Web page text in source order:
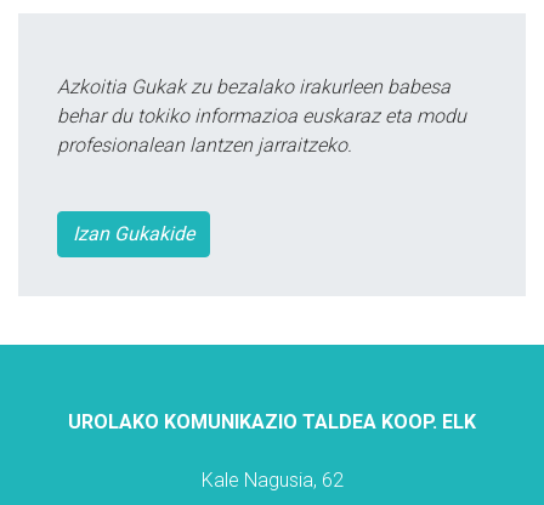
Azkoitia Gukak zu bezalako irakurleen babesa
behar du tokiko informazioa euskaraz eta modu
profesionalean lantzen jarraitzeko.
Izan Gukakide
UROLAKO KOMUNIKAZIO TALDEA KOOP. ELK
Kale Nagusia, 62